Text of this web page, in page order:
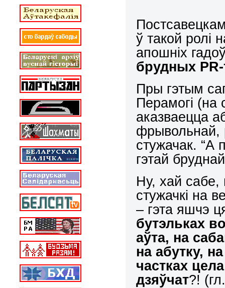
ў такой ролі
апошніх
брудных
Пры гэтым
Перамогі (на
аказваецца
фрывольнай,
стужачак. “А
гэтай
Ну, хай сабе,
стужачкі на
– гэта яшчэ
бутэльках
аўта, на
на абутку,
частках
дзяўчат?!